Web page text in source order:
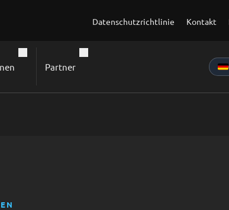
Datenschutzrichtlinie Kontakt
Partner